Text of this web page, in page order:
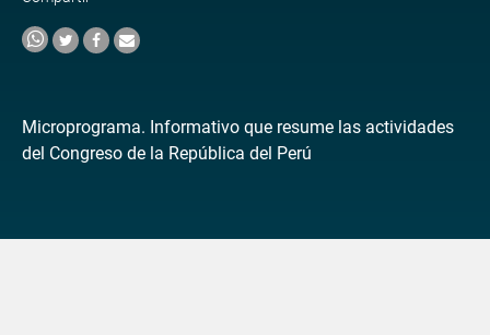
Microprograma. Informativo que resume las actividades
del Congreso de la República del Perú